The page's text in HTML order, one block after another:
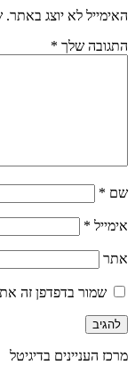
האימייל לא יוצג באתר.
התגובה שלך *
שם *
אימייל *
אתר
שמור בדפדפן זה
מרכז העניינים בדיגיטל